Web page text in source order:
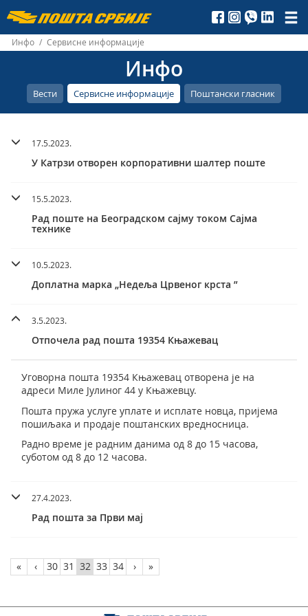
Пошта
Србије
д.о.о.
Инфо / Сервисне информације
Инфо
Вести Сервисне информације Поштански гласник
17.5.2023.
У Катрзи отворен корпоративни шалтер поште
15.5.2023.
Рад поште на Београдском сајму током Сајма
технике
10.5.2023.
Доплатна марка „Недеља Црвеног крста ”
3.5.2023.
Отпочела рад пошта 19354 Књажевац
Уговорна пошта 19354 Књажевац отворена је на
адреси Миле Јулиног 44 у Књажевцу.
Пошта пружа услуге уплате и исплате новца, пријема
пошиљака и продаје поштанских вредносница.
Радно време је радним данима од 8 до 15 часова,
суботом од 8 до 12 часова.
27.4.2023.
Рaд пошта за Први мај
« ‹ 30 31 32 33 34 › »